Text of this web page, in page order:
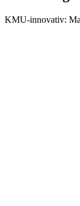
KMU-innovativ: